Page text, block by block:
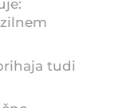
tudi